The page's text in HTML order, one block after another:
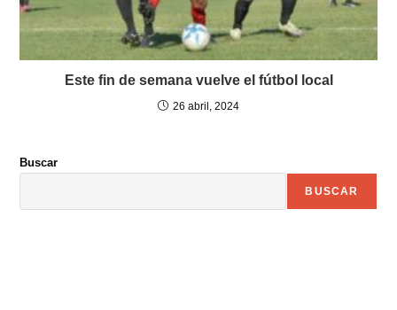
Este fin de semana vuelve el fútbol local
26 abril, 2024
Buscar
BUSCAR